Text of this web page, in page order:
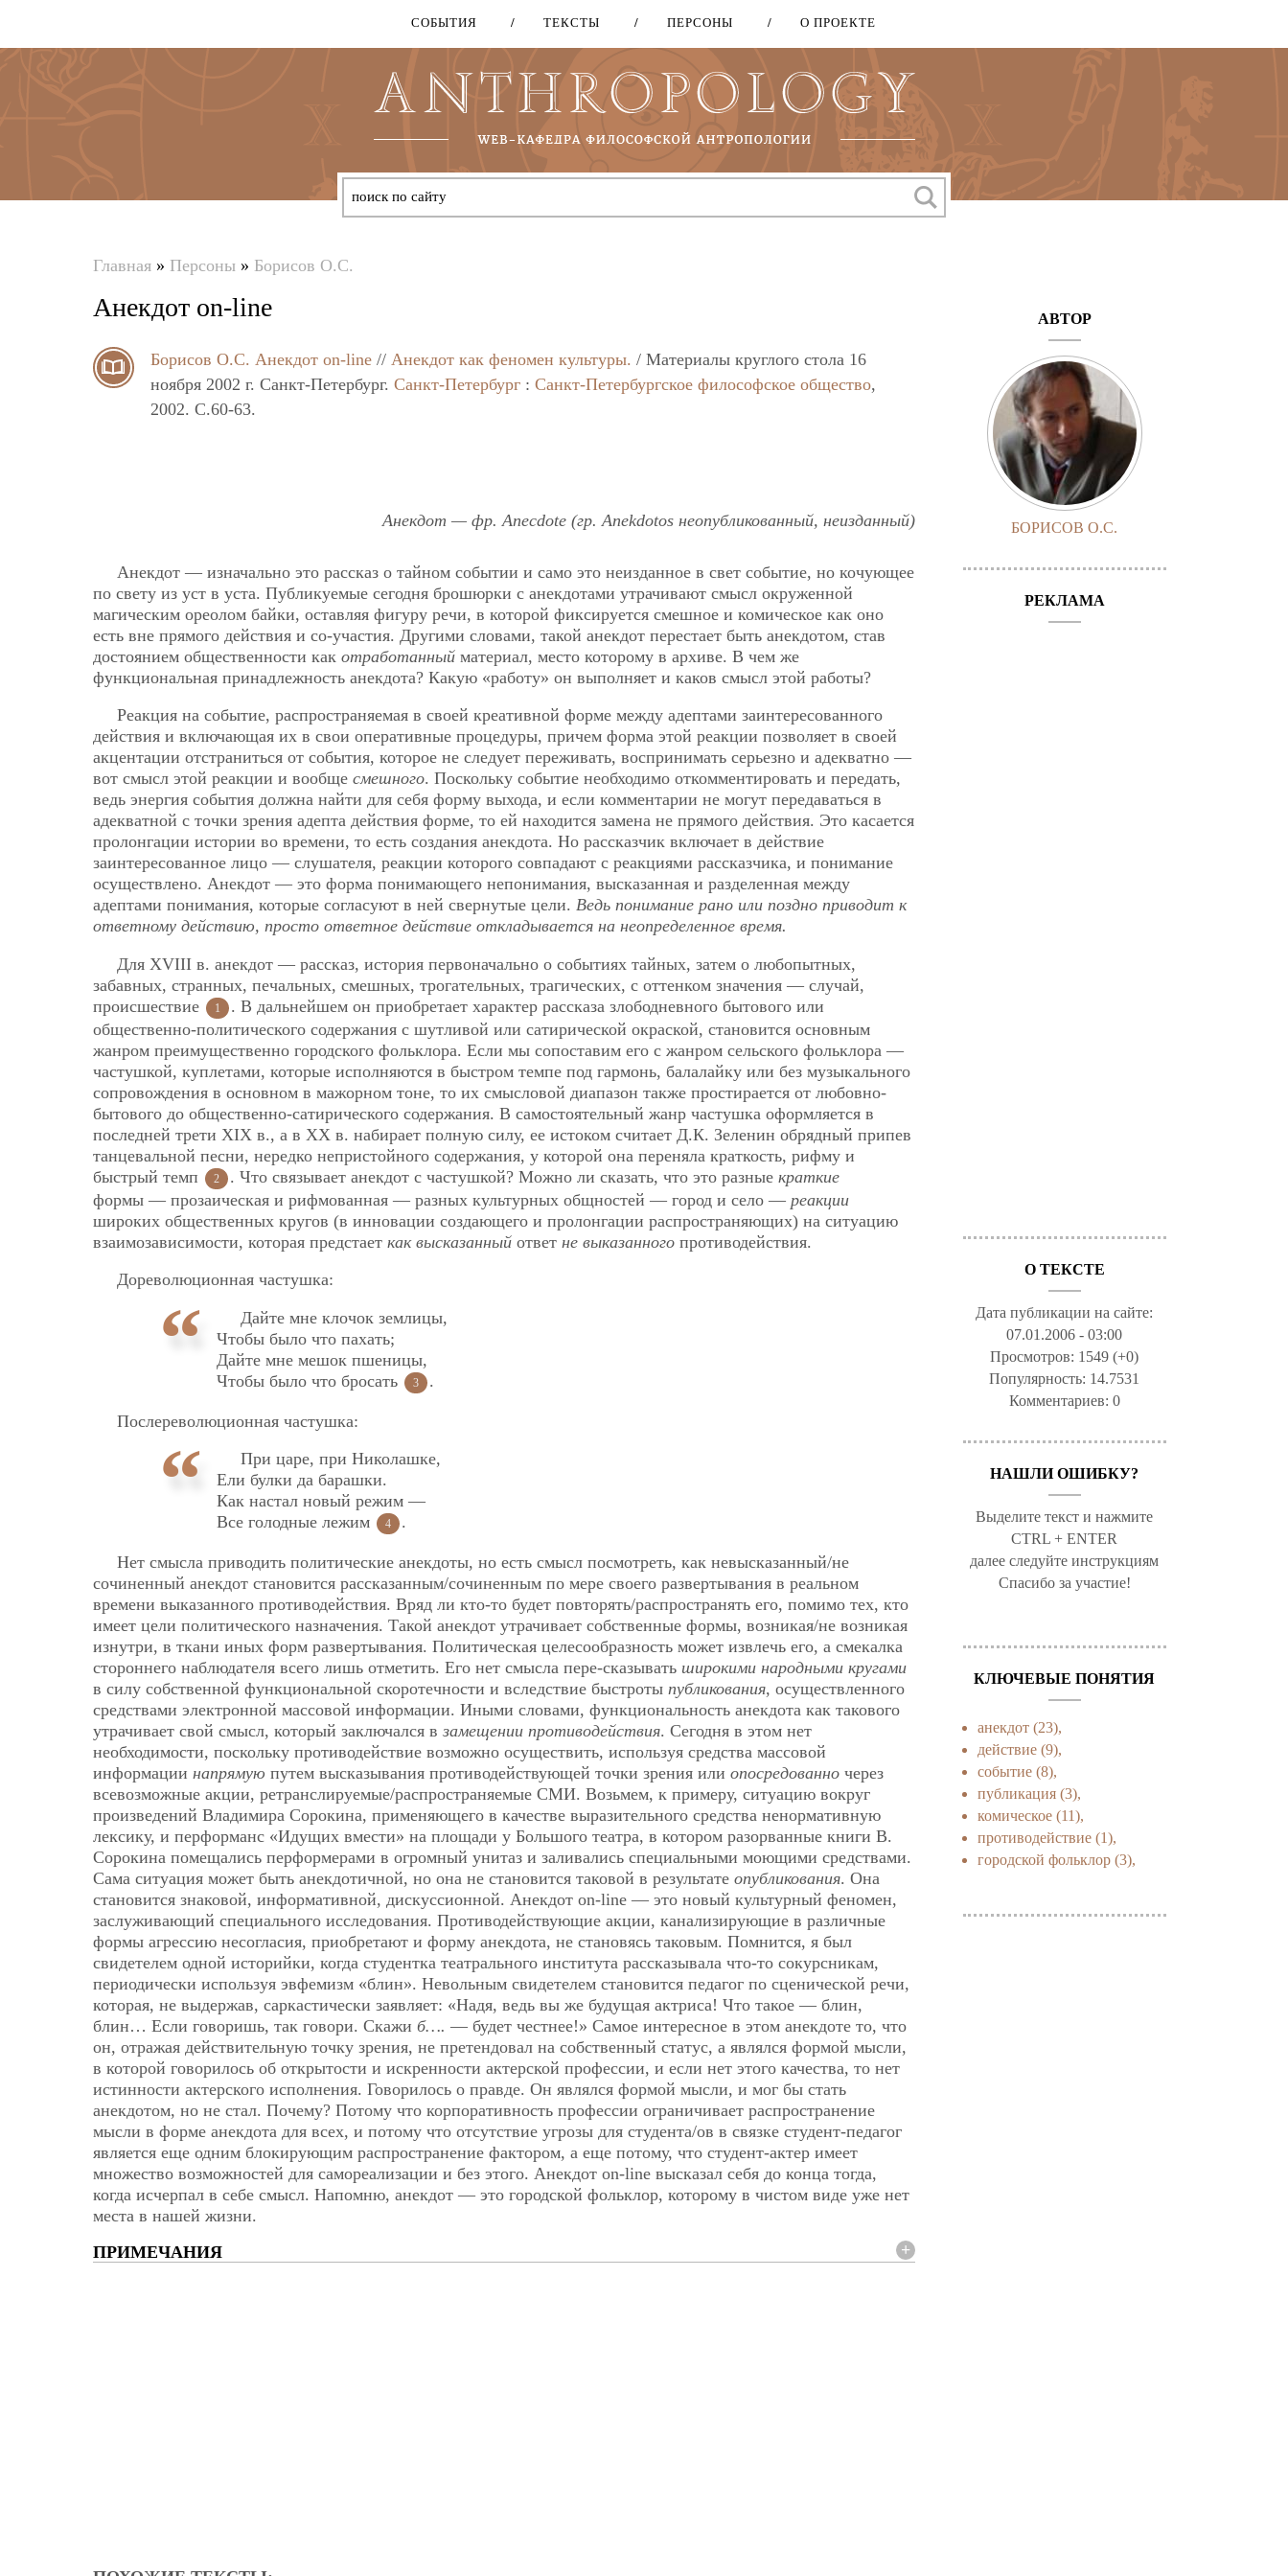
Перейти
основному
содержанию
СОБЫТИЯ ТЕКСТЫ ПЕРСОНЫ О ПРОЕКТЕ
здесь
Главная » Персоны » Борисов О.С.
Анекдот on-line
Борисов О.С. Анекдот on-line // Анекдот как феномен культуры. / Материалы круглого стола 16
ноября 2002 г. Санкт-Петербург. Санкт-Петербург : Санкт-Петербургское философское общество,
2002. C.60-63.
Анекдот — фр. Anecdote (гр. Anekdotos неопубликованный, неизданный)
Анекдот — изначально это рассказ о тайном событии и само это неизданное в свет событие, но кочующее
по свету из уст в уста. Публикуемые сегодня брошюрки с анекдотами утрачивают смысл окруженной
магическим ореолом байки, оставляя фигуру речи, в которой фиксируется смешное и комическое как оно
есть вне прямого действия и со-участия. Другими словами, такой анекдот перестает быть анекдотом, став
достоянием общественности как отработанный материал, место которому в архиве. В чем же
функциональная принадлежность анекдота? Какую «работу» он выполняет и каков смысл этой работы?
Реакция на событие, распространяемая в своей креативной форме между адептами заинтересованного
действия и включающая их в свои оперативные процедуры, причем форма этой реакции позволяет в своей
акцентации отстраниться от события, которое не следует переживать, воспринимать серьезно и адекватно —
вот смысл этой реакции и вообще смешного. Поскольку событие необходимо откомментировать и передать,
ведь энергия события должна найти для себя форму выхода, и если комментарии не могут передаваться в
адекватной с точки зрения адепта действия форме, то ей находится замена не прямого действия. Это касается
пролонгации истории во времени, то есть создания анекдота. Но рассказчик включает в действие
заинтересованное лицо — слушателя, реакции которого совпадают с реакциями рассказчика, и понимание
осуществлено. Анекдот — это форма понимающего непонимания, высказанная и разделенная между
адептами понимания, которые согласуют в ней свернутые цели. Ведь понимание рано или поздно приводит к
ответному действию, просто ответное действие откладывается на неопределенное время.
Для XVIII в. анекдот — рассказ, история первоначально о событиях тайных, затем о любопытных,
забавных, странных, печальных, смешных, трогательных, трагических, с оттенком значения — случай,
происшествие
1
. В дальнейшем он приобретает характер рассказа злободневного бытового или
общественно-политического содержания с шутливой или сатирической окраской, становится основным
жанром преимущественно городского фольклора. Если мы сопоставим его с жанром сельского фольклора —
частушкой, куплетами, которые исполняются в быстром темпе под гармонь, балалайку или без музыкального
сопровождения в основном в мажорном тоне, то их смысловой диапазон также простирается от любовно-
бытового до общественно-сатирического содержания. В самостоятельный жанр частушка оформляется в
последней трети XIX в., а в XX в. набирает полную силу, ее истоком считает Д.К. Зеленин обрядный припев
танцевальной песни, нередко непристойного содержания, у которой она переняла краткость, рифму и
быстрый темп
2 . Что связывает анекдот с частушкой? Можно ли сказать, что это разные краткие
формы — прозаическая и рифмованная — разных культурных общностей — город и село — реакции
широких общественных кругов (в инновации создающего и пролонгации распространяющих) на ситуацию
взаимозависимости, которая предстает как высказанный ответ не выказанного противодействия.
Дореволюционная частушка:
Дайте мне клочок землицы,
Чтобы было что пахать;
Дайте мне мешок пшеницы,
Чтобы было что бросать
3 .
Послереволюционная частушка:
При царе, при Николашке,
Ели булки да барашки.
Как настал новый режим —
Все голодные лежим
4 .
Нет смысла приводить политические анекдоты, но есть смысл посмотреть, как невысказанный/не
сочиненный анекдот становится рассказанным/сочиненным по мере своего развертывания в реальном
времени выказанного противодействия. Вряд ли кто-то будет повторять/распространять его, помимо тех, кто
имеет цели политического назначения. Такой анекдот утрачивает собственные формы, возникая/не возникая
изнутри, в ткани иных форм развертывания. Политическая целесообразность может извлечь его, а смекалка
стороннего наблюдателя всего лишь отметить. Его нет смысла пере-сказывать широкими народными кругами
в силу собственной функциональной скоротечности и вследствие быстроты публикования, осуществленного
средствами электронной массовой информации. Иными словами, функциональность анекдота как такового
утрачивает свой смысл, который заключался в замещении противодействия. Сегодня в этом нет
необходимости, поскольку противодействие возможно осуществить, используя средства массовой
информации напрямую путем высказывания противодействующей точки зрения или опосредованно через
всевозможные акции, ретранслируемые/распространяемые СМИ. Возьмем, к примеру, ситуацию вокруг
произведений Владимира Сорокина, применяющего в качестве выразительного средства ненормативную
лексику, и перформанс «Идущих вмести» на площади у Большого театра, в котором разорванные книги В.
Сорокина помещались перформерами в огромный унитаз и заливались специальными моющими средствами.
Сама ситуация может быть анекдотичной, но она не становится таковой в результате опубликования. Она
становится знаковой, информативной, дискуссионной. Анекдот on-line — это новый культурный феномен,
заслуживающий специального исследования. Противодействующие акции, канализирующие в различные
формы агрессию несогласия, приобретают и форму анекдота, не становясь таковым. Помнится, я был
свидетелем одной историйки, когда студентка театрального института рассказывала что-то сокурсникам,
периодически используя эвфемизм «блин». Невольным свидетелем становится педагог по сценической речи,
которая, не выдержав, саркастически заявляет: «Надя, ведь вы же будущая актриса! Что такое — блин,
блин… Если говоришь, так говори. Скажи б…. — будет честнее!» Самое интересное в этом анекдоте то, что
он, отражая действительную точку зрения, не претендовал на собственный статус, а являлся формой мысли,
в которой говорилось об открытости и искренности актерской профессии, и если нет этого качества, то нет
истинности актерского исполнения. Говорилось о правде. Он являлся формой мысли, и мог бы стать
анекдотом, но не стал. Почему? Потому что корпоративность профессии ограничивает распространение
мысли в форме анекдота для всех, и потому что отсутствие угрозы для студента/ов в связке студент-педагог
является еще одним блокирующим распространение фактором, а еще потому, что студент-актер имеет
множество возможностей для самореализации и без этого. Анекдот on-line высказал себя до конца тогда,
когда исчерпал в себе смысл. Напомню, анекдот — это городской фольклор, которому в чистом виде уже нет
места в нашей жизни.
ПРИМЕЧАНИЯ
АВТОР
БОРИСОВ О.С.
РЕКЛАМА
О ТЕКСТЕ
Дата публикации на сайте:
07.01.2006 - 03:00
Просмотров: 1549 (+0)
Популярность: 14.7531
Комментариев: 0
НАШЛИ ОШИБКУ?
Выделите текст и нажмите
CTRL + ENTER
далее следуйте инструкциям
Спасибо за участие!
КЛЮЧЕВЫЕ ПОНЯТИЯ
анекдот (23),
действие (9),
событие (8),
публикация (3),
комическое (11),
противодействие (1),
городской фольклор (3),